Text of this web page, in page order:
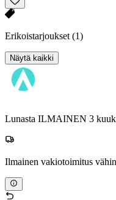
Erikoistarjoukset (1)
Näytä kaikki
Lunasta ILMAINEN 3
Ilmainen vakiotoimitus